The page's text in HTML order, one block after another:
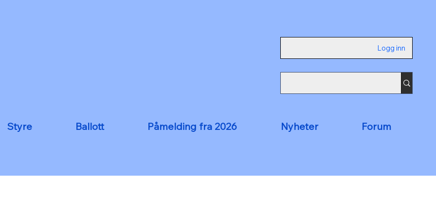
Logg inn
Styre Ballott Påmelding fra 2026 Nyheter Forum